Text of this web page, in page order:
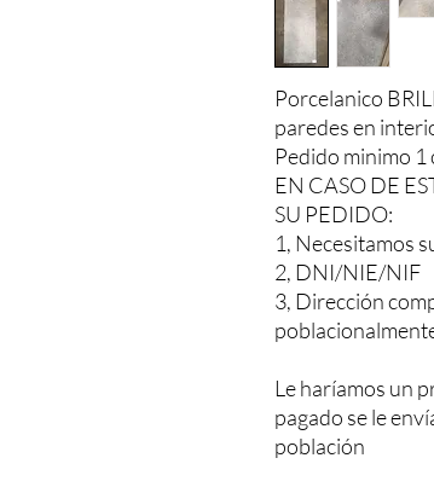
Porcelanico
paredes en
Pedido minimo 1
EN CASO DE
SU PEDIDO:
1, Necesitamos
2, DNI/NIE/NIF
3, Dirección
Le haríamos un
pagado se le
población